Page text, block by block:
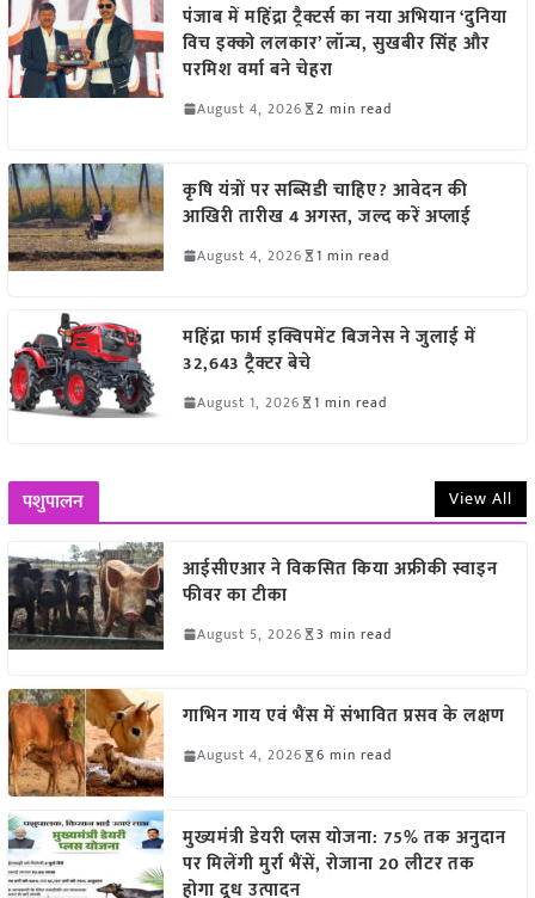
पंजाब में महिंद्रा ट्रैक्टर्स का नया अभियान ‘दुनिया
विच इक्को ललकार’ लॉन्च, सुखबीर सिंह और
परमिश वर्मा बने चेहरा
August 4, 2026 2 min read
कृषि यंत्रों पर सब्सिडी चाहिए? आवेदन की
आखिरी तारीख 4 अगस्त, जल्द करें अप्लाई
August 4, 2026 1 min read
महिंद्रा फार्म इक्विपमेंट बिजनेस ने जुलाई में
32,643 ट्रैक्टर बेचे
August 1, 2026 1 min read
पशुपालन View All
आईसीएआर ने विकसित किया अफ्रीकी स्वाइन
फीवर का टीका
August 5, 2026 3 min read
गाभिन गाय एवं भैंस में संभावित प्रसव के लक्षण
August 4, 2026 6 min read
मुख्यमंत्री डेयरी प्लस योजना: 75% तक अनुदान
पर मिलेंगी मुर्रा भैंसें, रोजाना 20 लीटर तक
होगा दूध उत्पादन